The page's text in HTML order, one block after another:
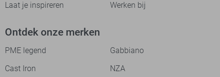
Laat je inspireren Werken bij
Ontdek onze merken
PME legend
Gabbiano
Cast Iron
NZA